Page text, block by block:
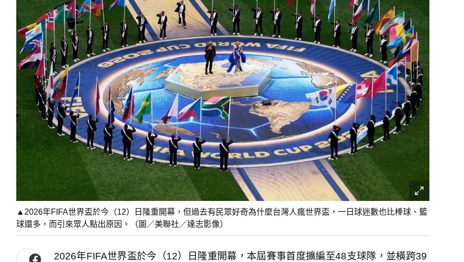
▲2026年FIFA世界盃於今（12）日隆重開幕，但過去有民眾好奇為什麼台灣人瘋世界盃，一日球迷數也比棒球、籃
球還多，而引來眾人點出原因。（圖／美聯社／達志影像）
2026年FIFA世界盃於今（12）日隆重開幕，本屆賽事首度擴編至48支球隊，並橫跨39